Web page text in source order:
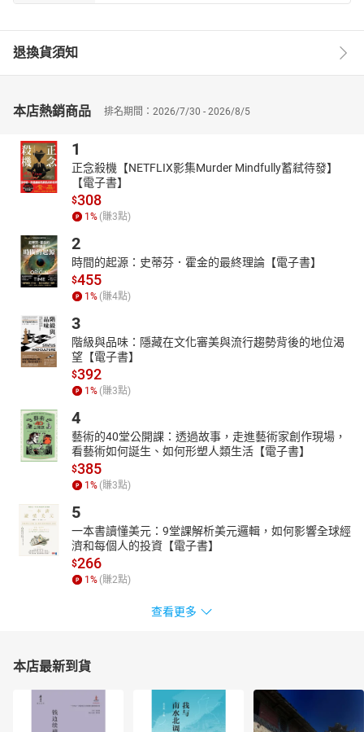
退換貨須知
本店熱銷商品 排名期間：2026/7/30 - 2026/8/5
1
正念殺機【NETFLIX影集Murder Mindfully蓄弒待發】
【電子書】
$308
1% (賺3點)
2
時間的起源：史蒂芬．霍金的最終理論【電子書】
$455
1% (賺4點)
3
階級與品味：隱藏在文化審美與流行趨勢背後的地位渴
望【電子書】
$392
1% (賺3點)
4
藝術的40堂公開課：透過故事，走進藝術家創作現場，
看藝術如何誕生、如何形塑人類生活【電子書】
$385
1% (賺3點)
5
一本書讀懂美元：9堂課解析美元邏輯，如何影響全球經
濟和每個人的投資【電子書】
$266
1% (賺2點)
查看更多
本店最新到貨